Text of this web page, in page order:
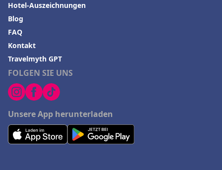
FOLGEN SIE UNS
Unsere App herunterladen
Hotel-Auszeichnungen
Blog
FAQ
Kontakt
Travelmyth GPT